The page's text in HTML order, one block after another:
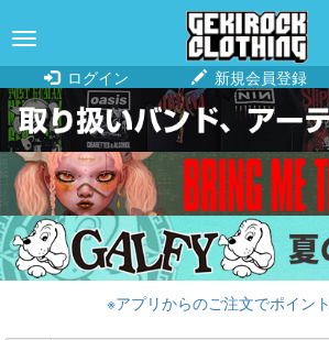
navigation
ログイン
新規会員登録
※アプリからのご注文でポイント